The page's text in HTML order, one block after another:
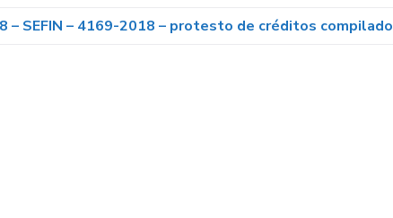
– SEFIN – 4169-2018 – protesto de créditos compilado